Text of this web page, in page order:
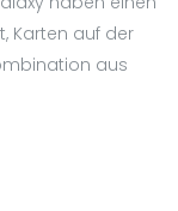
Karten auf der
aus